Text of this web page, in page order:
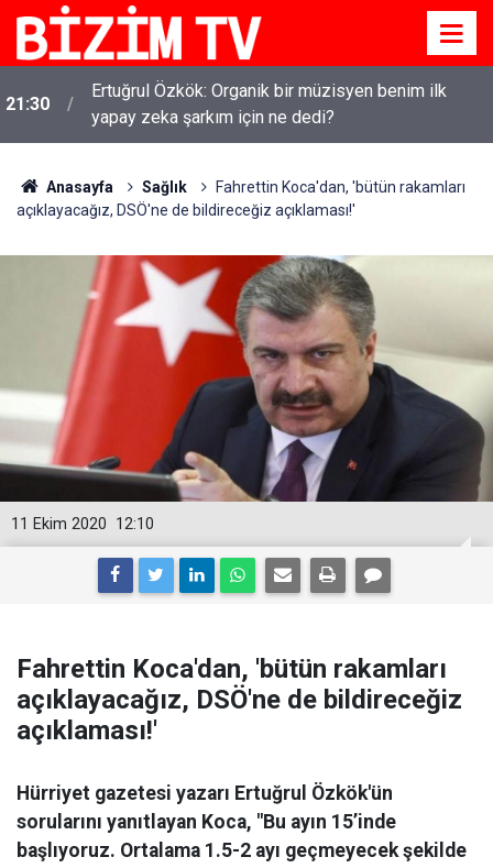
21:30
Ertuğrul Özkök: Organik bir müzisyen benim ilk
yapay zeka şarkım için ne dedi?
Anasayfa Sağlık
Fahrettin Koca'dan, 'bütün rakamları
açıklayacağız, DSÖ'ne de bildireceğiz açıklaması!'
12:10
11 Ekim 2020
Fahrettin Koca'dan, 'bütün rakamları
açıklayacağız, DSÖ'ne de bildireceğiz
açıklaması!'
Hürriyet gazetesi yazarı Ertuğrul Özkök'ün
sorularını yanıtlayan Koca, "Bu ayın 15’inde
başlıyoruz. Ortalama 1.5-2 ayı geçmeyecek şekilde